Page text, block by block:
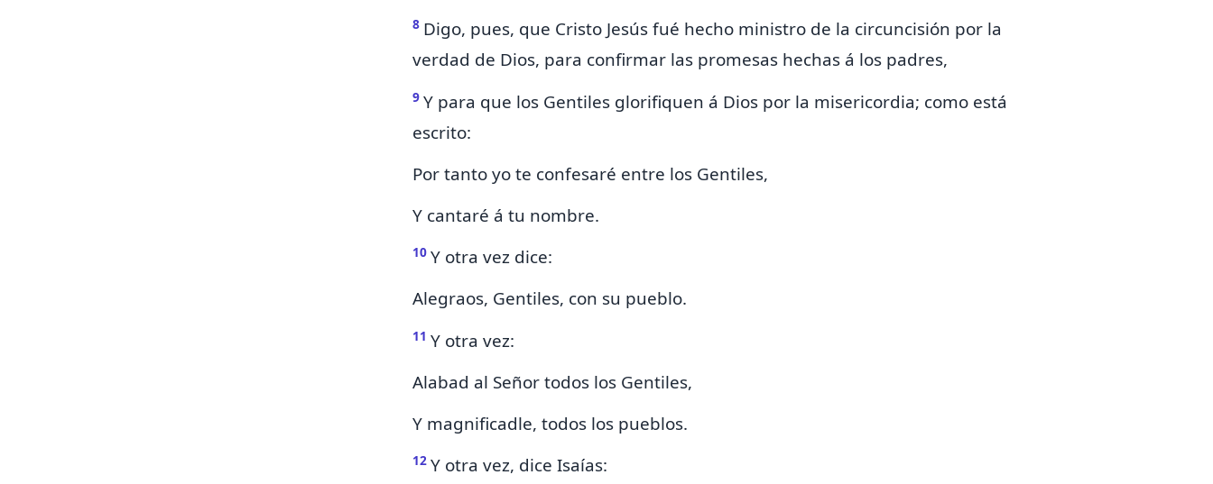
8 Digo, pues, que Cristo Jesús fué hecho ministro de la circuncisión por la
verdad de Dios, para confirmar las promesas hechasá los padres,
9 Y para que los Gentiles glorifiquen á Dios por la misericordia; como está
escrito:
Por tanto yo te confesaré entre los Gentiles,
Y cantaré á tu nombre.
10 Y otra vez dice:
Alegraos, Gentiles, con su pueblo.
11 Y otra vez:
Alabad al Señor todos los Gentiles,
Y magnificadle, todos los pueblos.
12 Y otra vez, dice Isaías: